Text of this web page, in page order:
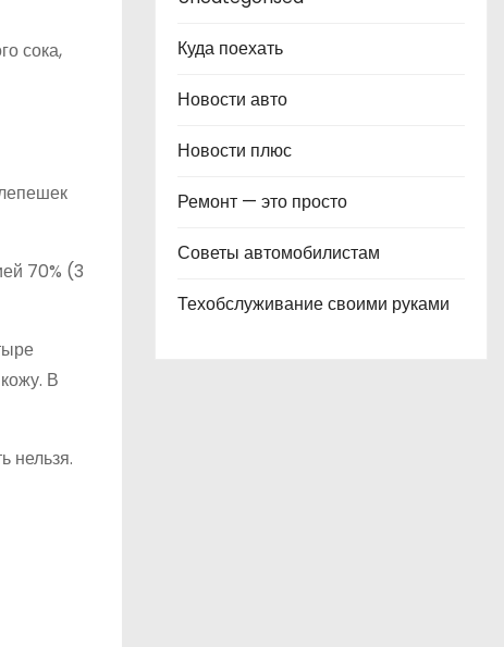
сока,
70% (3
В
нельзя.
Куда поехать
Новости авто
Новости плюс
Ремонт — это просто
Советы автомобилистам
Техобслуживание своими руками